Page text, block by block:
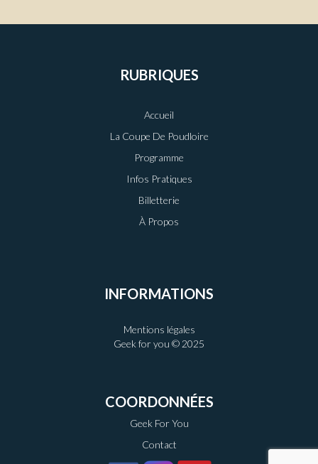
RUBRIQUES
Accueil
La Coupe De Poudloire
Programme
Infos Pratiques
Billetterie
À Propos
INFORMATIONS
Mentions légales
Geek for you © 2025
COORDONNÉES
Geek For You
Contact